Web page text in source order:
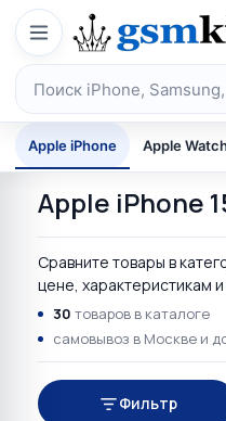
Перейти к содержимому
Поиск по каталогу
Apple iPhone Apple
Apple iPhone
Сравните товары в
цене, характеристикам
30 товаров в каталоге
самовывоз в Москве и
Фильтр